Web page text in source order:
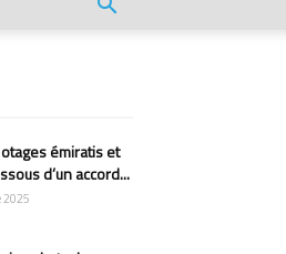
émiratis et
d’un accord...
2025